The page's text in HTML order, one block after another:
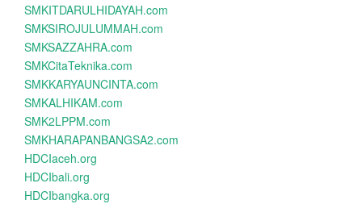
SMKITDARULHIDAYAH.com
SMKSIROJULUMMAH.com
SMKSAZZAHRA.com
SMKCitaTeknika.com
SMKKARYAUNCINTA.com
SMKALHIKAM.com
SMK2LPPM.com
SMKHARAPANBANGSA2.com
HDCIaceh.org
HDCIbali.org
HDCIbangka.org